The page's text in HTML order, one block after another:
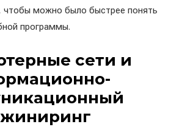
чтобы можно было быстрее понять
программы.
сети и